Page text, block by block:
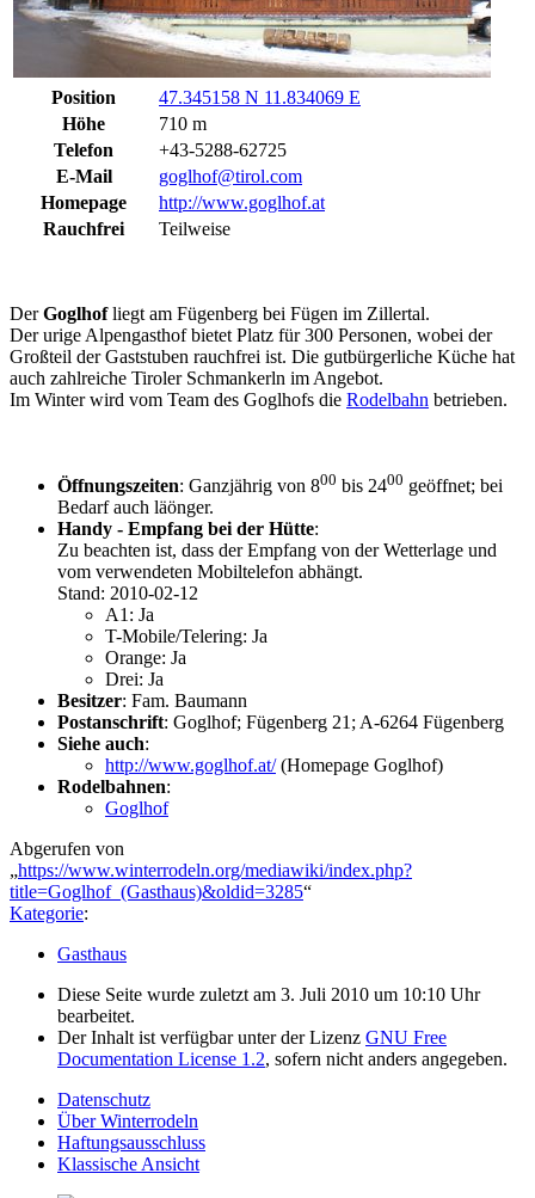
Position
47.345158 N 11.834069 E
Höhe
710 m
Telefon
+43-5288-62725
E-Mail
goglhof@tirol.com
Homepage
http://www.goglhof.at
Rauchfrei
Teilweise
DerGoglhofliegt am Fügenberg bei Fügen im Zillertal.
Der urige Alpengasthof bietet Platz für 300 Personen, wobei der
Großteil der Gaststuben rauchfrei ist. Die gutbürgerliche Küche hat
auch zahlreiche Tiroler Schmankerln im Angebot.
Im Winter wird vom Team des Goglhofs die Rodelbahn betrieben.
Öffnungszeiten: Ganzjährig von 800 bis 2400 geöffnet; bei
Bedarf auch läönger.
Handy - Empfang bei der Hütte:
Zu beachten ist, dass der Empfang von der Wetterlage und
vom verwendeten Mobiltelefon abhängt.
Stand: 2010-02-12
A1: Ja
T-Mobile/Telering: Ja
Orange: Ja
Drei: Ja
Besitzer: Fam. Baumann
Postanschrift: Goglhof; Fügenberg 21; A-6264 Fügenberg
Siehe auch:
http://www.goglhof.at/(Homepage Goglhof)
Rodelbahnen:
Goglhof
Abgerufen von
„https://www.winterrodeln.org/mediawiki/index.php?
title=Goglhof_(Gasthaus)&oldid=3285“
Kategorie:
Gasthaus
Diese Seite wurde zuletzt am 3. Juli 2010 um 10:10 Uhr
bearbeitet.
Der Inhalt ist verfügbar unter der Lizenz GNU Free
Documentation License 1.2, sofern nicht anders angegeben.
Datenschutz
Über Winterrodeln
Haftungsausschluss
Klassische Ansicht